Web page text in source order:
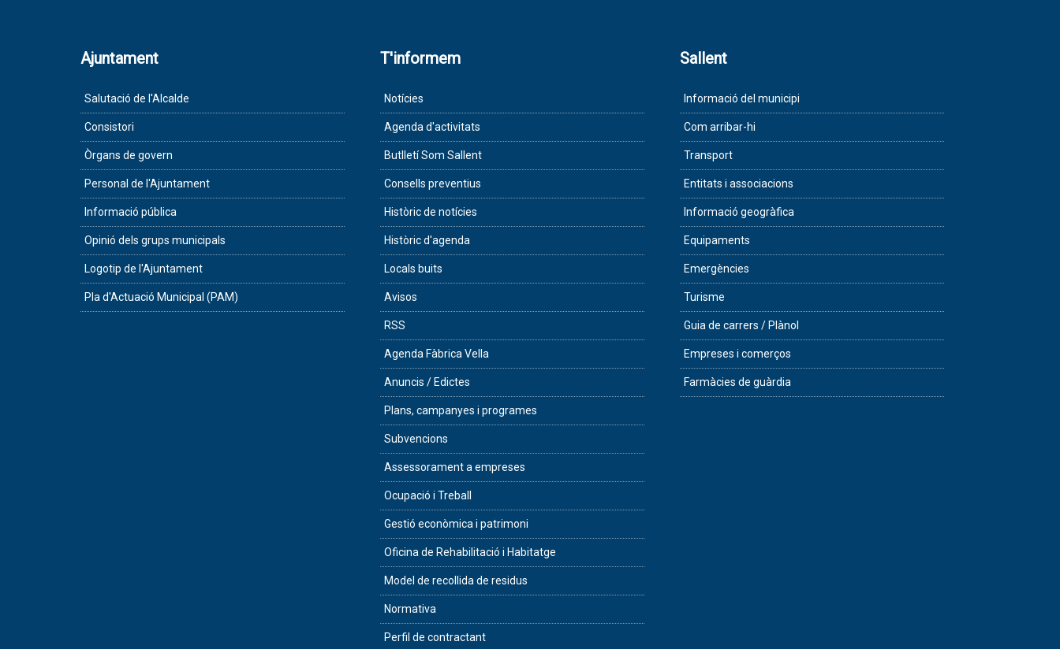
Ajuntament
Salutació de l'Alcalde
Consistori
Òrgans de govern
Personal de l'Ajuntament
Informació pública
Opinió dels grups municipals
Logotip de l'Ajuntament
Pla d'Actuació Municipal (PAM)
T'informem
Notícies
Agenda d'activitats
Butlletí Som Sallent
Consells preventius
Històric de notícies
Històric d'agenda
Locals buits
Avisos
RSS
Agenda Fàbrica Vella
Anuncis / Edictes
Plans, campanyes i programes
Subvencions
Assessorament a empreses
Ocupació i Treball
Gestió econòmica i patrimoni
Oficina de Rehabilitació i Habitatge
Model de recollida de residus
Normativa
Perfil de contractant
Sallent
Informació del municipi
Com arribar-hi
Transport
Entitats i associacions
Informació geogràfica
Equipaments
Emergències
Turisme
Guia de carrers / Plànol
Empreses i comerços
Farmàcies de guàrdia